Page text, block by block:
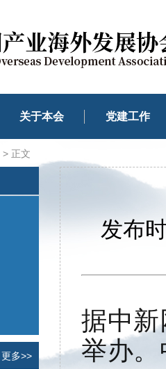
关于本会 党建工作
> 正文
更多>>
发布
据中
举办